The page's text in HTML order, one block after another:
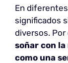
En
significados
diversos. Por
soñar con
como una